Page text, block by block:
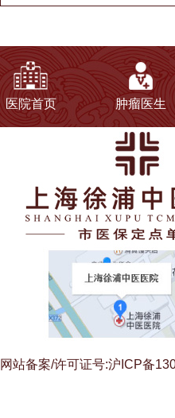
医院首页 肿瘤医生
网站备案/许可证号:沪ICP备